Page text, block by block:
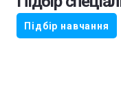
Підбір навчання